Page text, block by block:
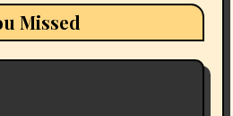
Missed